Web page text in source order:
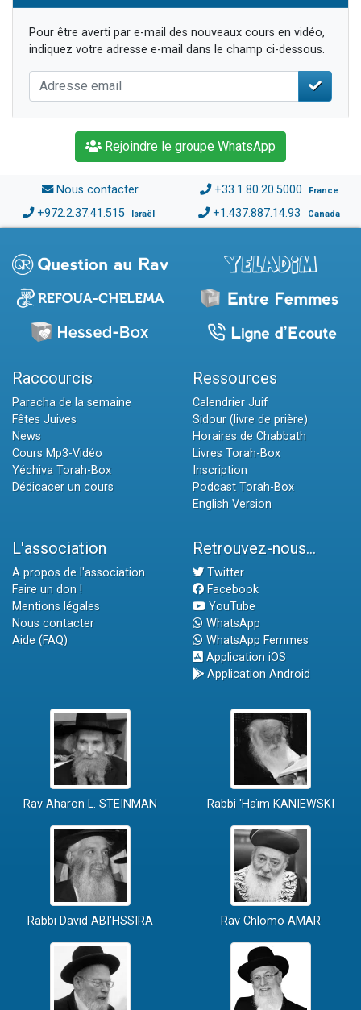
Pour être averti par e-mail des nouveaux cours en vidéo,
indiquez votre adresse e-mail dans le champ ci-dessous.
Rejoindre le groupe WhatsApp
Nous contacter +33.1.80.20.5000 France
+972.2.37.41.515 Israël +1.437.887.14.93 Canada
Raccourcis
Paracha de la semaine
Fêtes Juives
News
Cours Mp3-Vidéo
Yéchiva Torah-Box
Dédicacer un cours
Ressources
Calendrier Juif
Sidour (livre de prière)
Horaires de Chabbath
Livres Torah-Box
Inscription
Podcast Torah-Box
English Version
L'association
A propos de l'association
Faire un don !
Mentions légales
Nous contacter
Aide (FAQ)
Retrouvez-nous...
Twitter
Facebook
YouTube
WhatsApp
WhatsApp Femmes
Application iOS
Application Android
Rav Aharon L. STEINMAN Rabbi 'Haïm KANIEWSKI
Rabbi David ABI'HSSIRA Rav Chlomo AMAR